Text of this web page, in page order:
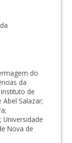
do
da
de
Abel Salazar;
Universidade
Nova de